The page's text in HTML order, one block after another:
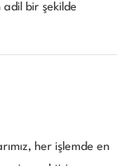
adil bir şekilde
her işlemde en